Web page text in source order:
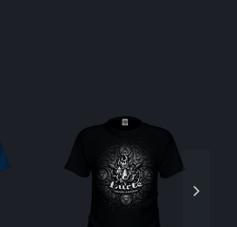
Moneda Jabalí